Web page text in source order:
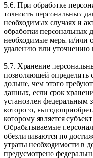
5.6. При обработке
точность персональных
необходимых случаях и
обработки персональных
необходимые меры и/или
удалению или уточнению
5.7. Хранение
позволяющей определить
дольше, чем этого
данных, если срок
установлен федеральным
которого,
которому является
Обрабатываемые
обезличиваются по
утраты необходимости в
предусмотрено